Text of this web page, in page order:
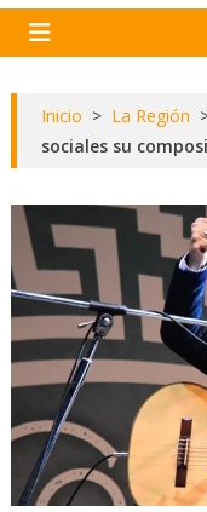
Inicio > La Región
sociales su